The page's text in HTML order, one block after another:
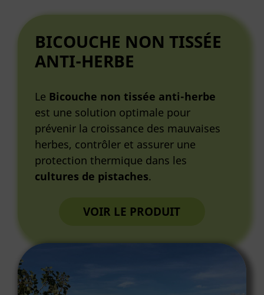
BICOUCHE NON TISSÉE
ANTI-HERBE
Le Bicouche non tissée anti-herbe
est une solution optimale pour
prévenir la croissance des mauvaises
herbes, contrôler et assurer une
protection thermique dans les
cultures de pistaches.
VOIR LE PRODUIT